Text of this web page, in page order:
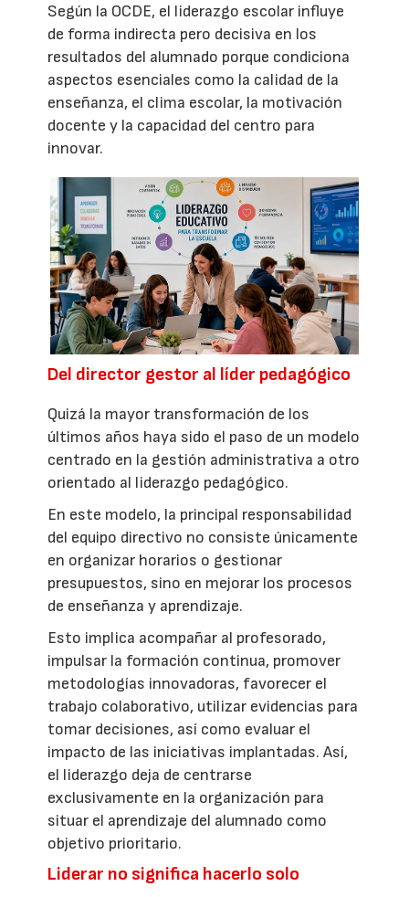
Según la OCDE, el liderazgo escolar influye
de forma indirecta pero decisiva en los
resultados del alumnado porque condiciona
aspectos esenciales como la calidad de la
enseñanza, el clima escolar, la motivación
docente y la capacidad del centro para
innovar.
Del director gestor al líder pedagógico
Quizá la mayor transformación de los
últimos años haya sido el paso de un modelo
centrado en la gestión administrativa a otro
orientado al liderazgo pedagógico.
En este modelo, la principal responsabilidad
del equipo directivo no consiste únicamente
en organizar horarios o gestionar
presupuestos, sino en mejorar los procesos
de enseñanza y aprendizaje.
Esto implica acompañar al profesorado,
impulsar la formación continua, promover
metodologías innovadoras, favorecer el
trabajo colaborativo, utilizar evidencias para
tomar decisiones, así como evaluar el
impacto de las iniciativas implantadas. Así,
el liderazgo deja de centrarse
exclusivamente en la organización para
situar el aprendizaje del alumnado como
objetivo prioritario.
Liderar no significa hacerlo solo